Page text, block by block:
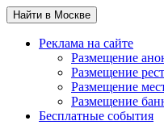
Найти в Москве
Реклама на сайте
Размещение
Размещение
Размещение
Размещение
Бесплатные события